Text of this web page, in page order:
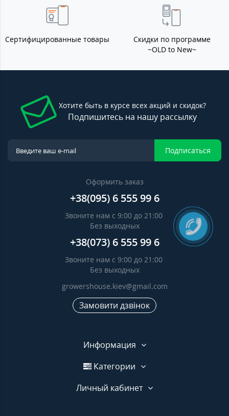
Сертифицированные товары
Скидки по программе
~OLD to New~
Хотите быть в курсе всех акций и скидок?
Подпишитесь на нашу рассылку
Подписаться
Оформить заказ
+38(095) 6 555 99 6
Звоните нам с 9:00 до 21:00
Без выходных
+38(073) 6 555 99 6
Звоните нам с 9:00 до 21:00
Без выходных
growershouse.kiev@gmail.com
Замовити дзвінок
Информация
Категории
Личный кабинет